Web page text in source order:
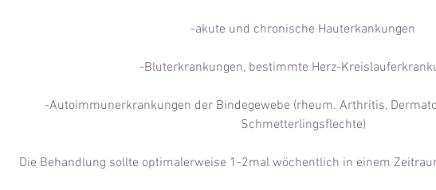
-akute und chronische Hauterkankungen
-Bluterkrankungen, bestimmte Herz-
-Autoimmunerkrankungen der Bindegewebe (rheum. Arthritis,
Schmetterlingsflechte)
Die Behandlung sollte optimalerweise 1-2mal wöchentlich in einem